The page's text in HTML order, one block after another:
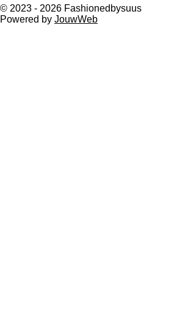
o
k
r
a
© 2023 - 2026 Fashionedbysuus
Powered by JouwWeb